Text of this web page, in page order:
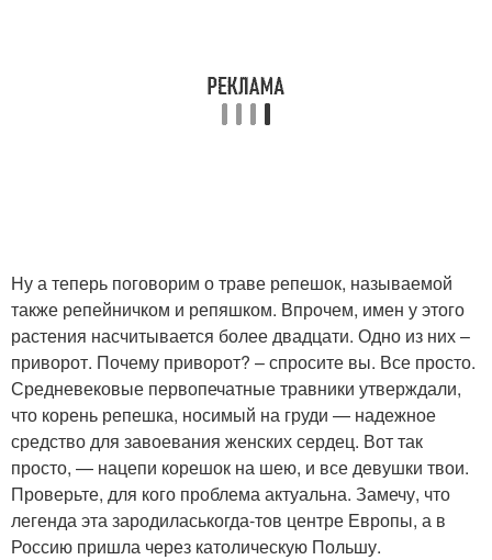
Ну а теперь поговорим о траве репешок, называемой
также репейничком и репяшком. Впрочем, имен у этого
растения насчитывается более двадцати. Одно из них –
приворот. Почему приворот? – спросите вы. Все просто.
Средневековые первопечатные травники утверждали,
что корень репешка, носимый на груди — надежное
средство для завоевания женских сердец. Вот так
просто, — нацепи корешок на шею, и все девушки твои.
Проверьте, для кого проблема актуальна. Замечу, что
легенда эта зародиласькогда-тов центре Европы, а в
Россию пришла через католическую Польшу.